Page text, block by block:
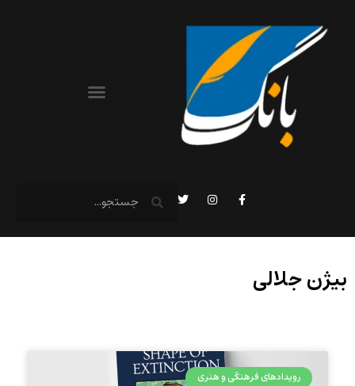
بیژن جلالی
رویدادهای فرهنگی و هنری